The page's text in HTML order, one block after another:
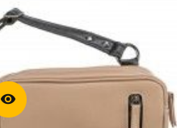
visibility